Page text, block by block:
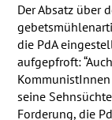
Der Absatz über
die PdA
aufgepfroft:
seine
Forderung, die